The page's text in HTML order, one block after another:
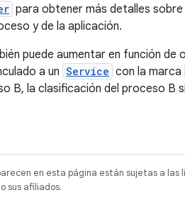
para obtener más detalles
y de la aplicación.
puede aumentar en función
a un Service con la marca
B, la clasificación del proceso B
en esta página están sujetas a las
sus afiliados.